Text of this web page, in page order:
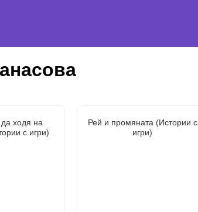
ходя на
с игри)
Рей и промяната (Истории с
игри)